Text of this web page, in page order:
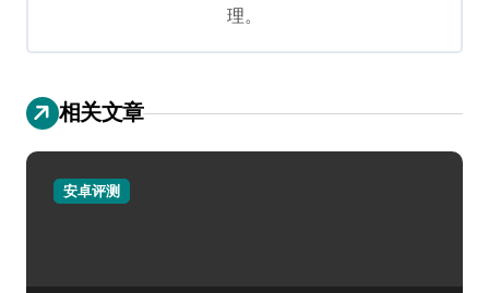
理。
相关文章
安卓评测